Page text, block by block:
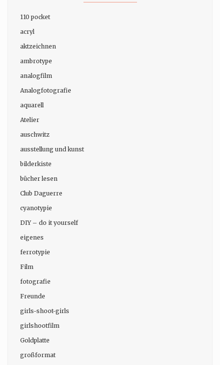
110 pocket
acryl
aktzeichnen
ambrotype
analogfilm
Analogfotografie
aquarell
Atelier
auschwitz
ausstellung und kunst
bilderkiste
bücher lesen
Club Daguerre
cyanotypie
DIY – do it yourself
eigenes
ferrotypie
Film
fotografie
Freunde
girls-shoot-girls
girlshootfilm
Goldplatte
großformat